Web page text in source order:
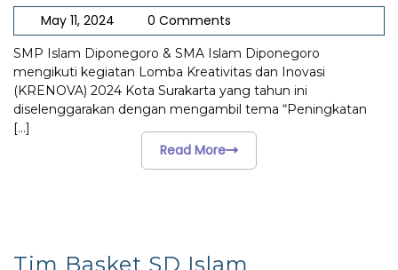
May 11, 2024 0 Comments
SMP Islam Diponegoro & SMA Islam Diponegoro
mengikuti kegiatan Lomba Kreativitas dan Inovasi
(KRENOVA) 2024 Kota Surakarta yang tahun ini
diselenggarakan dengan mengambil tema “Peningkatan
[...]
Read More
Tim Basket SD Islam